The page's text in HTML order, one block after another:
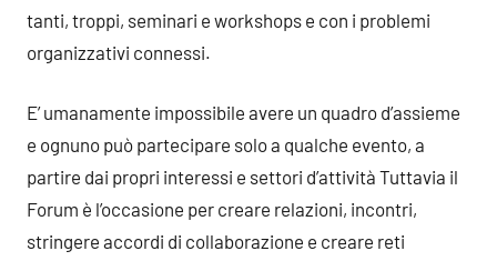
tanti, troppi, seminari e workshops e con i problemi
organizzativi connessi.
E’ umanamente impossibile avere un quadro d’assieme
e ognuno può partecipare solo a qualche evento, a
partire dai propri interessi e settori d’attività Tuttavia il
Forum è l’occasione per creare relazioni, incontri,
stringere accordi di collaborazione e creare reti